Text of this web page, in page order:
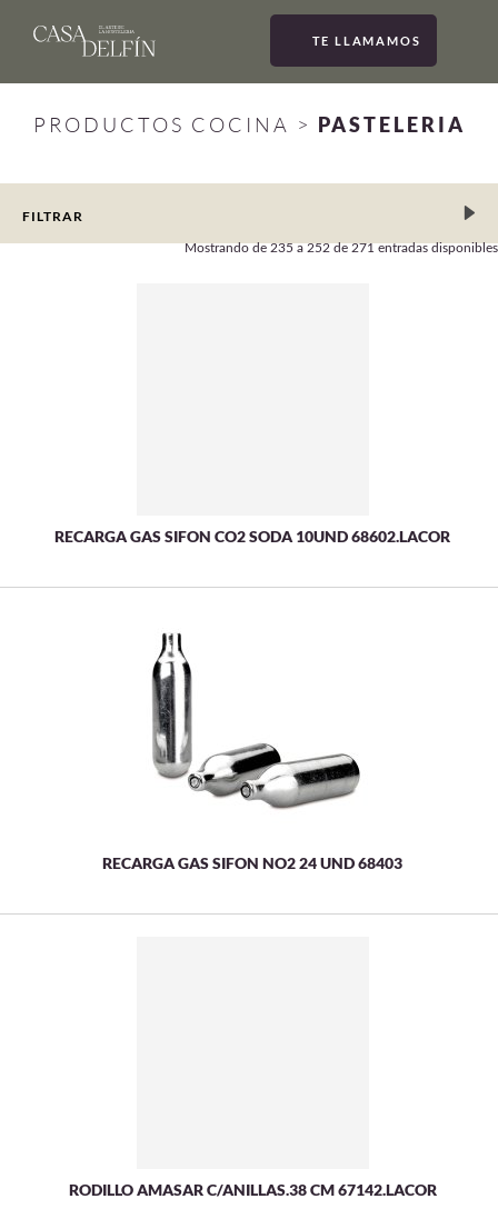
TE LLAMAMOS
PRODUCTOS COCINA > PASTELERIA
FILTRAR
Mostrando de235 a 252de 271 entradas disponibles
RECARGA GAS SIFON CO2 SODA 10UND 68602.LACOR
RECARGA GAS SIFON NO2 24 UND 68403
RODILLO AMASAR C/ANILLAS.38 CM 67142.LACOR